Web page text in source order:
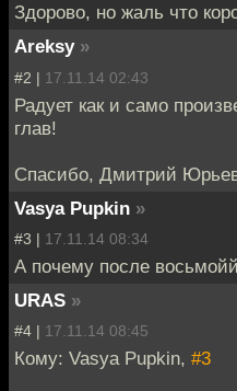
Здорово, но жаль что
Areksy »
#2 | 17.11.14 02:43
Радует как и само
глав!
Спасибо, Дмитрий
Vasya Pupkin »
#3 | 17.11.14 08:34
А почему после
URAS »
#4 | 17.11.14 08:45
Кому: Vasya Pupkin, #3